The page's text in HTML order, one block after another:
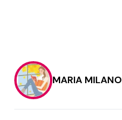
MARIA MILANO